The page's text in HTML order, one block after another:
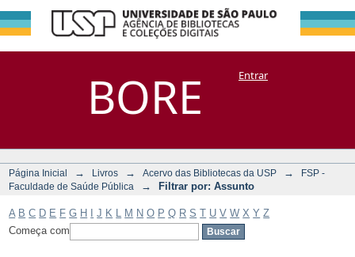
BORE
Filtrar por:
Assunto
DSpace/Manakin + CoriscoEntrar
Página Inicial → Livros → Acervo das Bibliotecas da USP →
FSP -
Faculdade de Saúde Pública
→ Filtrar por: Assunto
A B C D E F G H J K M N O P Q R S T U V W X Y Z
Começa com